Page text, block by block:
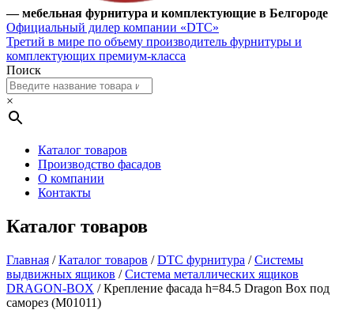
— мебельная фурнитура и комплектующие в Белгороде
Официальный дилер компании «DTC»
Третий в мире по объему производитель фурнитуры и
комплектующих премиум-класса
Поиск
×
Каталог товаров
Производство фасадов
О компании
Контакты
Каталог товаров
Главная /Каталог товаров /DTC фурнитура /Системы
выдвижных ящиков /Система металлических ящиков
DRAGON-BOX / Крепление фасада h=84.5 Dragon Box под
саморез (M01011)